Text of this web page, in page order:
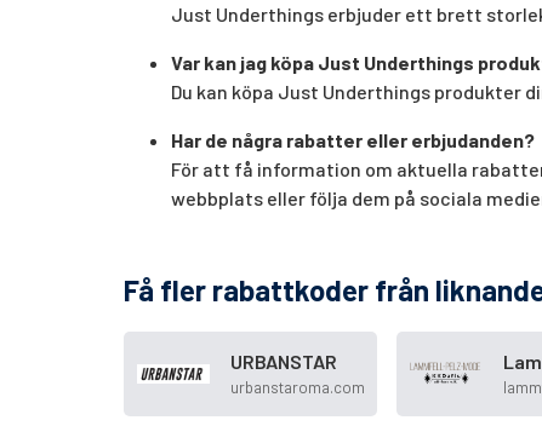
Just Underthings erbjuder ett brett
Var kan jag köpa Just Underthings
Du kan köpa Just Underthings produkter
Har de några rabatter eller erbjudanden?
För att få information om aktuella
webbplats eller följa dem på sociala
Få fler rabattkoder från
URBANSTAR
urbanstaroma.com